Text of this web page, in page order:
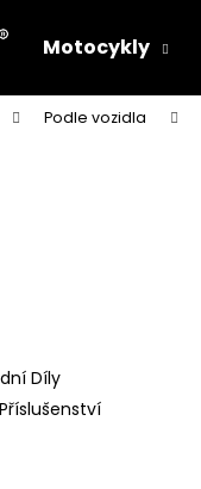
Motocykly
Podle vozidla
Díly